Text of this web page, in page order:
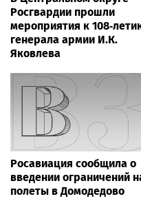
Гастроэнтеролог Садыков
объяснил, как сахар в
рационе ускоряет
изнашивание тканей
Пермский ЧОП провёл
мощный Турслёт—2026:
фото, результаты и
впечатления от